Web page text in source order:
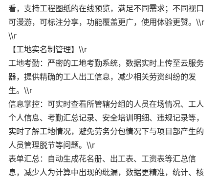
看，支持工程图纸的在线预览，满足不同需求；不同视口
可漫游，可标注分享，功能覆盖更广，使用体验更赞。\\r
\\r
【工地实名制管理】\\r
工地考勤：严密的工地考勤系统，数据实时上传至云服务
器，提供精确的工人出工信息，减少相关劳资纠纷的发
生。\\r
信息掌控：可实时查看所管辖分组的人员在场情况、工人
个人信息、考勤汇总记录、安全培训明细、违规记录等，
实时了解工地情况，避免劳务分包情况下与项目部产生的
人员管理脱节等问题。\\r
表单汇总：自动生成花名册、出工表、工资表等汇总信
息，减少人为计算中出现的纰漏，数据更精准，统计、核